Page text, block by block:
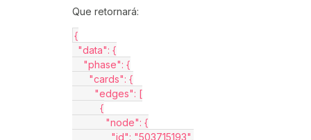
Que retornará:
{
  "data": {
    "phase": {
      "cards": {
        "edges": [
          {
            "node": {
              "id": "503715193",